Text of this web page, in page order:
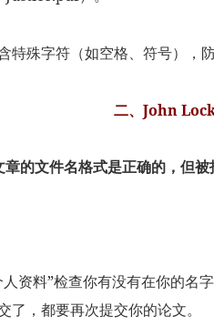
特殊字符（如空格、符号），防
二、John
的文件名格式是正确的，但被
人资料”检查你有没有在你的名
了，都要再次提交你的论文。